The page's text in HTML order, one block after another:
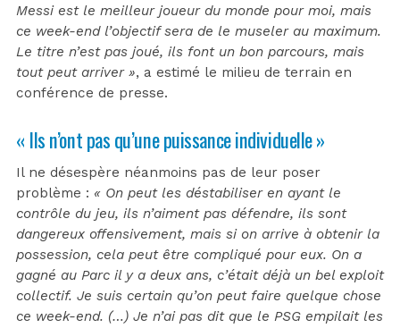
Messi est le meilleur joueur du monde pour moi, mais
ce week-end l’objectif sera de le museler au maximum.
Le titre n’est pas joué, ils font un bon parcours, mais
tout peut arriver », a estimé le milieu de terrain en
conférence de presse.
« Ils n’ont pas qu’une puissance individuelle »
Il ne désespère néanmoins pas de leur poser
problème : « On peut les déstabiliser en ayant le
contrôle du jeu, ils n’aiment pas défendre, ils sont
dangereux offensivement, mais si on arrive à obtenir la
possession, cela peut être compliqué pour eux. On a
gagné au Parc il y a deux ans, c’était déjà un bel exploit
collectif. Je suis certain qu’on peut faire quelque chose
ce week-end. (…) Je n’ai pas dit que le PSG empilait les